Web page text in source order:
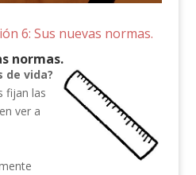
6: Sus nuevas normas.
normas.
de vida?
fijan las
ver a